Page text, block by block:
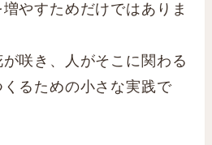
やすためだけではありま
咲き、人がそこに関わる
るための小さな実践で